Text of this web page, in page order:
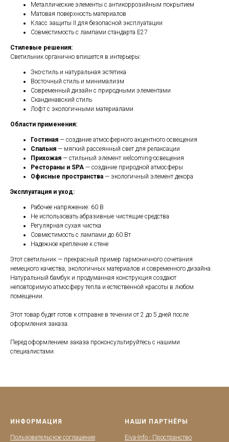
Металлические элементы с антикоррозийным покрытием
Матовая поверхность материалов
Класс защиты II для безопасной эксплуатации
Совместимость с лампами стандарта E27
Стилевые решения:
Светильник органично впишется в интерьеры:
Эко-стиль и натуральная эстетика
Восточный стиль и минимализм
Современный дизайн с природными элементами
Скандинавский стиль
Лофт с экологичными материалами
Области применения:
Гостиная — создание атмосферного акцентного освещения
Спальня — мягкий рассеянный свет для релаксации
Прихожая — стильный элемент welcoming-освещения
Рестораны и SPA — создание природной атмосферы
Офисные пространства — экологичный элемент декора
Эксплуатация и уход:
Рабочее напряжение: 60 В
Не использовать абразивные чистящие средства
Регулярная сухая чистка
Совместимость с лампами до 60 Вт
Надежное крепление к стене
Этот светильник — прекрасный пример гармоничного сочетания
немецкого качества, экологичных материалов и современного дизайна.
Натуральный бамбук и продуманная конструкция создают
неповторимую атмосферу тепла и естественной красоты в любом
помещении.
Этот товар будет готов к отправке в течении от 2 до 5 дней после
оформления заказа.
Перед оформлением заказа проконсультируйтесь с нашими
специалистами.
ИНФОРМАЦИЯ
Пользовательское соглашение
НАШИ ПАРТНЁРЫ
Eiva-Info - Пространство